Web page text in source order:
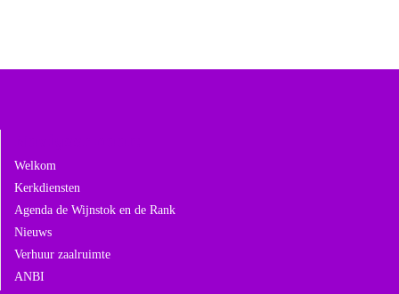
Welkom
Kerkdiensten
Agenda de Wijnstok en de Rank
Nieuws
Verhuur zaalruimte
ANBI